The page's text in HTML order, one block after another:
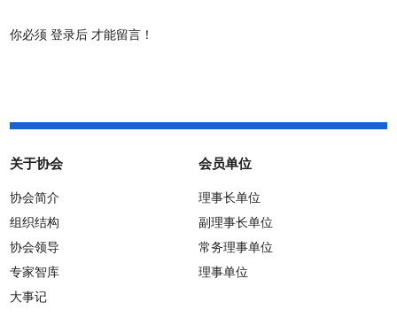
你必须登录后 才能留言！
关于协会
协会简介
组织结构
协会领导
专家智库
大事记
会员单位
理事长单位
副理事长单位
常务理事单位
理事单位